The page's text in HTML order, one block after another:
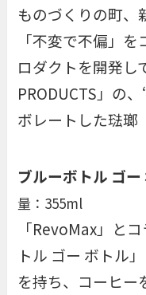
ものづくりの町、
「不変で不偏」
ロダクトを開発し
PRODUCTS」の
ボレートした琺瑯
ブルーボトル ゴー
量：355ml
「RevoMax」と
トル ゴー ボトル
を持ち、コーヒー